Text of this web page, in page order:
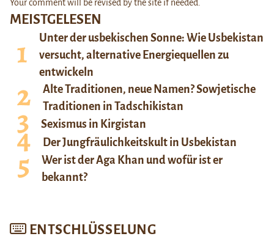
MEISTGELESEN
Unter der usbekischen Sonne: Wie Usbekistan
versucht, alternative Energiequellen zu
entwickeln
Alte Traditionen, neue Namen? Sowjetische
Traditionen in Tadschikistan
Sexismus in Kirgistan
Der Jungfräulichkeitskult in Usbekistan
Wer ist der Aga Khan und wofür ist er
bekannt?
ENTSCHLÜSSELUNG
Your comment will be revised by the site if needed.